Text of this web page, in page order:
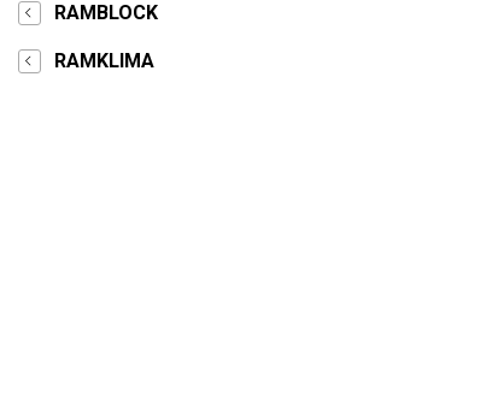
RAMBLOCK
RAMKLIMA